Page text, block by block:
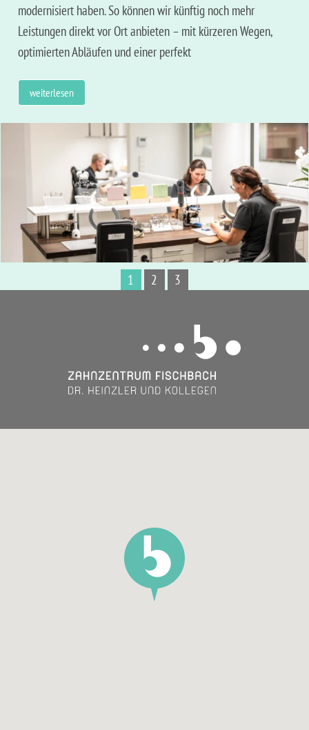
modernisiert haben. So können wir künftig noch mehr
Leistungen direkt vor Ort anbieten – mit kürzeren Wegen,
optimierten Abläufen und einer perfekt
weiterlesen
1 2 3